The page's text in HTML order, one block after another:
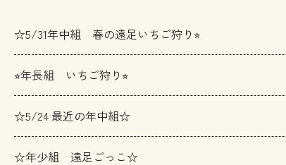
☆5/31年中組 春の遠足いちご狩り⭐︎
⭐︎年長組 いちご狩り⭐︎
☆5/24 最近の年中組☆
☆年少組 遠足ごっこ☆